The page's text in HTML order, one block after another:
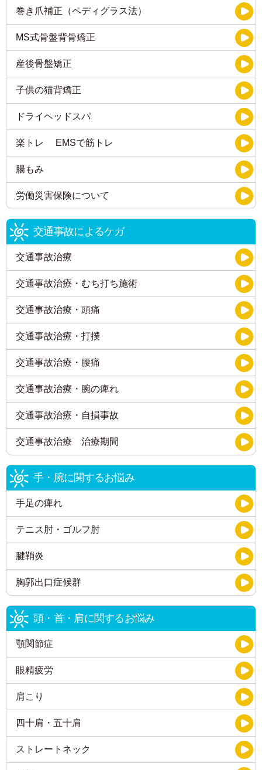
巻き爪補正（ペディグラス法）
MS式骨盤背骨矯正
産後骨盤矯正
子供の猫背矯正
ドライヘッドスパ
楽トレ EMSで筋トレ
腸もみ
労働災害保険について
交通事故によるケガ
交通事故治療
交通事故治療・むち打ち施術
交通事故治療・頭痛
交通事故治療・打撲
交通事故治療・腰痛
交通事故治療・腕の痺れ
交通事故治療・自損事故
交通事故治療 治療期間
手・腕に関するお悩み
手足の痺れ
テニス肘・ゴルフ肘
腱鞘炎
胸郭出口症候群
頭・首・肩に関するお悩み
顎関節症
眼精疲労
肩こり
四十肩・五十肩
ストレートネック